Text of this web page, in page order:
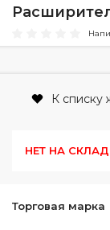
Торговая марка
К списку
НЕТ НА